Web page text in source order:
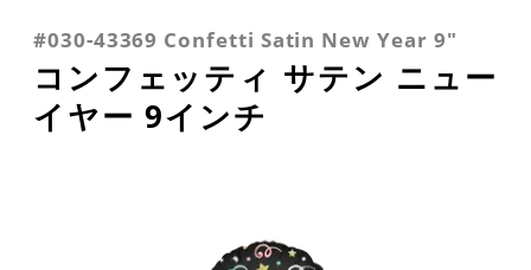
#030-43369 Confetti Satin New Year 9"
コンフェッティ サテン ニュー
イヤー 9インチ